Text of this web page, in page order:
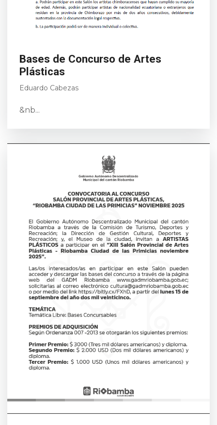
Bases de Concurso de Artes
Plásticas
Eduardo Cabezas
&nb...